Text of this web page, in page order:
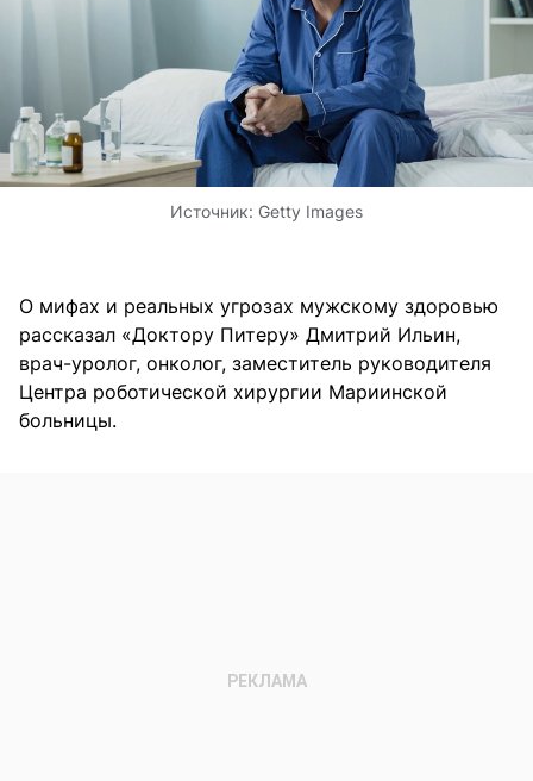
Источник: Getty Images
О мифах и реальных угрозах мужскому здоровью
рассказал «Доктору Питеру» Дмитрий Ильин,
врач-уролог, онколог, заместитель руководителя
Центра роботической хирургии Мариинской
больницы.